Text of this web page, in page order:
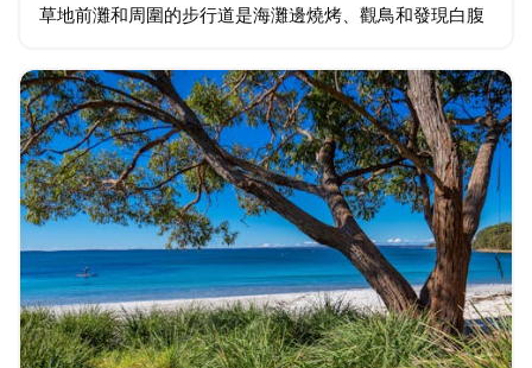
草地前灘和周圍的步行道是海灘邊燒烤、觀鳥和發現白腹
住在該地區的 Colin…